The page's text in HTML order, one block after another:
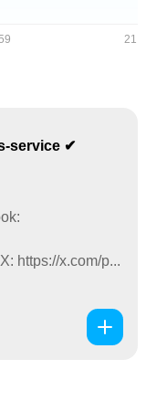
service ✔
https://x.com/p...